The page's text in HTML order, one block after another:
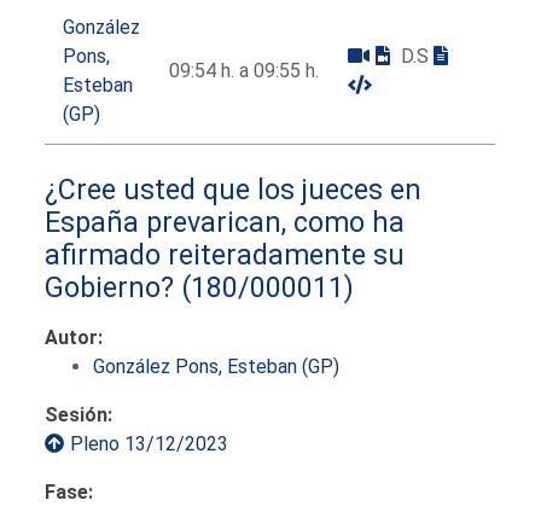
González
Pons,
Esteban
(GP)
09:54 h. a 09:55 h.
D.S
¿Cree usted que los jueces en
España prevarican, como ha
afirmado reiteradamente su
Gobierno? (180/000011)
Autor:
González Pons, Esteban (GP)
Sesión:
Pleno 13/12/2023
Fase: